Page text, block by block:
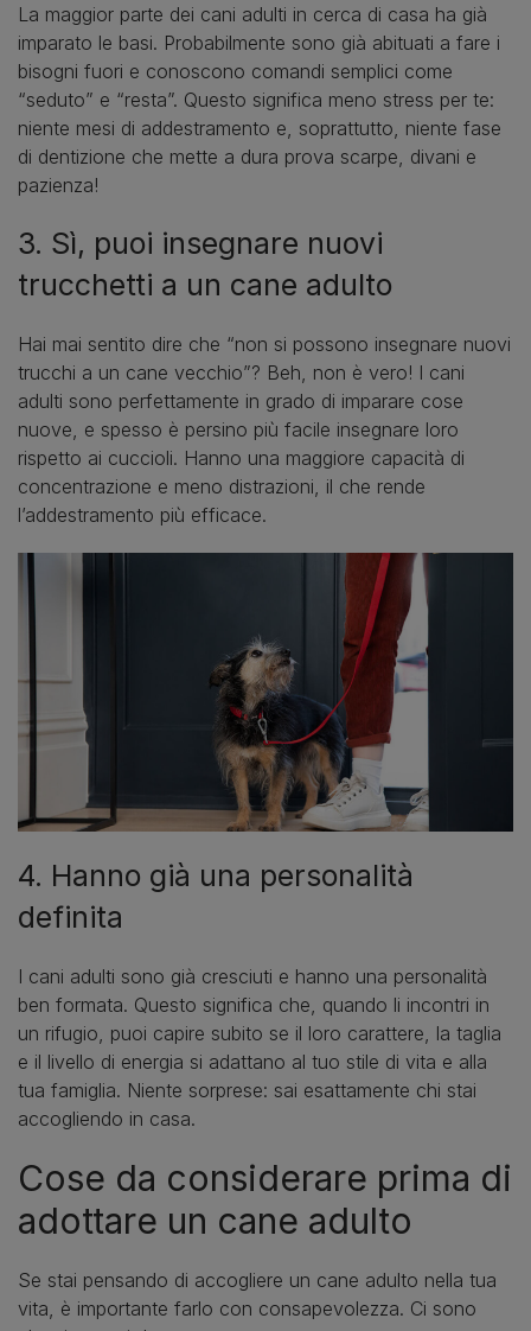
La maggior parte dei cani adulti in cerca di casa ha già
imparato le basi. Probabilmente sono già abituati a fare i
bisogni fuori e conoscono comandi semplici come
“seduto” e “resta”. Questo significa meno stress per te:
niente mesi di addestramento e, soprattutto, niente fase
di dentizione che mette a dura prova scarpe, divani e
pazienza!
3. Sì, puoi insegnare nuovi
trucchetti a un cane adulto
Hai mai sentito dire che “non si possono insegnare nuovi
trucchi a un cane vecchio”? Beh, non è vero! I cani
adulti sono perfettamente in grado di imparare cose
nuove, e spesso è persino più facile insegnare loro
rispetto ai cuccioli. Hanno una maggiore capacità di
concentrazione e meno distrazioni, il che rende
l’addestramento più efficace.
4. Hanno già una personalità
definita
I cani adulti sono già cresciuti e hanno una personalità
ben formata. Questo significa che, quando li incontri in
un rifugio, puoi capire subito se il loro carattere, la taglia
e il livello di energia si adattano al tuo stile di vita e alla
tua famiglia. Niente sorprese: sai esattamente chi stai
accogliendo in casa.
Cose da considerare prima di
adottare un cane adulto
Se stai pensando di accogliere un cane adulto nella tua
vita, è importante farlo con consapevolezza. Ci sono